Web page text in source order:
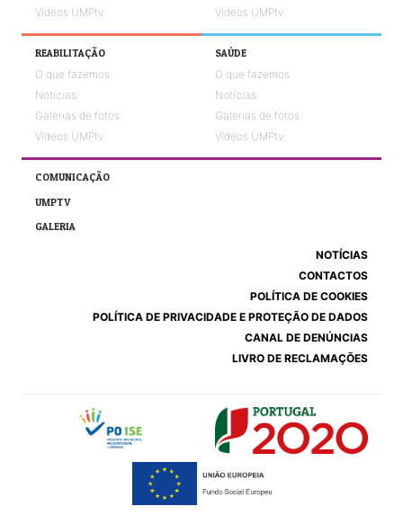
Vídeos UMPtv
Vídeos UMPtv
REABILITAÇÃO
O que fazemos
Notícias
Galerias de fotos
Vídeos UMPtv
SAÚDE
O que fazemos
Notícias
Galerias de fotos
Vídeos UMPtv
COMUNICAÇÃO
UMPTV
GALERIA
NOTÍCIAS
CONTACTOS
POLÍTICA DE COOKIES
POLÍTICA DE PRIVACIDADE E PROTEÇÃO DE DADOS
CANAL DE DENÚNCIAS
LIVRO DE RECLAMAÇÕES